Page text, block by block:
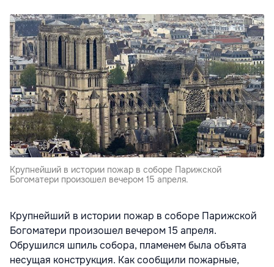
Крупнейший в истории пожар в соборе Парижской
Богоматери произошел вечером 15 апреля.
Крупнейший в истории пожар в соборе Парижской
Богоматери произошел вечером 15 апреля.
Обрушился шпиль собора, пламенем была объята
несущая конструкция. Как сообщили пожарные,